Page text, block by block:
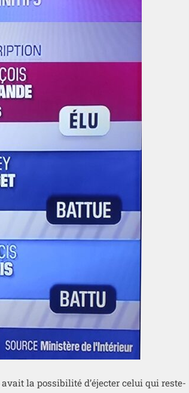
avait la pos­si­bi­li­té d’é­jec­ter celui qui res­te­